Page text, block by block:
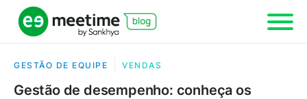
GESTÃO DE EQUIPE VENDAS
Gestão de desempenho: conheça os